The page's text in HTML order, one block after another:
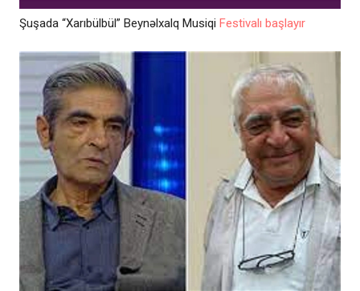
Şuşada “Xarıbülbül” Beynəlxalq Musiqi Festivalı başlayır